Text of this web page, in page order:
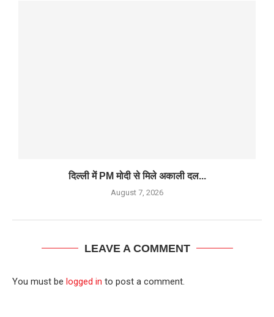
दिल्ली में PM मोदी से मिले अकाली दल...
August 7, 2026
LEAVE A COMMENT
You must be logged in to post a comment.